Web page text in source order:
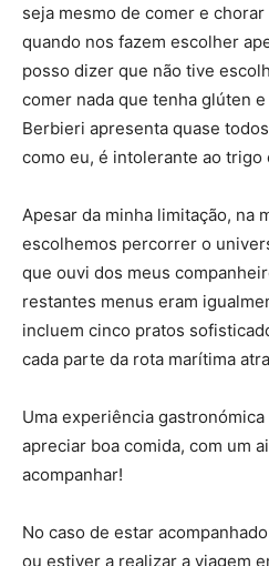
seja mesmo de comer e
quando nos fazem escolher
posso dizer que não tive
comer nada que tenha glúten
Berbieri apresenta quase
como eu, é intolerante ao
Apesar da minha limitação, na
escolhemos percorrer o
que ouvi dos meus
restantes menus eram
incluem cinco pratos
cada parte da rota marítima
Uma experiência
apreciar boa comida, com um
acompanhar!
No caso de estar
ou estiver a realizar a viagem